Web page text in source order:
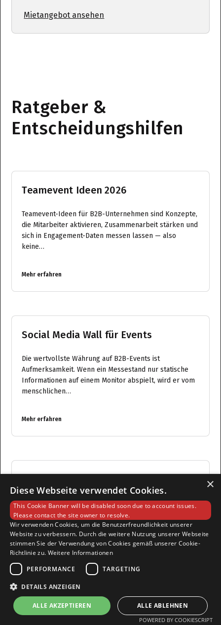
Mietangebot ansehen
Ratgeber &
Entscheidungshilfen
Teamevent Ideen 2026
Teamevent-Ideen für B2B-Unternehmen sind Konzepte,
die Mitarbeiter aktivieren, Zusammenarbeit stärken und
sich in Engagement-Daten messen lassen — also
keine…
Mehr erfahren
Social Media Wall für Events
Die wertvollste Währung auf B2B-Events ist
Aufmerksamkeit. Wenn ein Messestand nur statische
Informationen auf einem Monitor abspielt, wird er vom
menschlichen…
Mehr erfahren
konforme Fotoboxen
Nachhaltigkeit (ESG) ist auf B2B-Messen keine
freiwillige Selbstverpflichtung mehr — sie ist eine
Compliance-Vorgabe von Procurement-Abteilungen in
Konzernen.
×
Diese Webseite verwendet Cookies.
This Cookie Banner will be disabled soon due to account issues.
Please contact the site owner to resolve.
Wir verwenden Cookies, um die Benutzerfreundlichkeit unserer
Website zu verbessern. Durch die weitere Nutzung unserer Webseite
stimmen Sie der Verwendung von Cookies gemäß unserer Cookie-
Richtlinie zu. Weitere Informationen
PERFORMANCE
TARGETING
DETAILS ANZEIGEN
ALLE AKZEPTIEREN ALLE ABLEHNEN
POWERED BY COOKIESCRIPT